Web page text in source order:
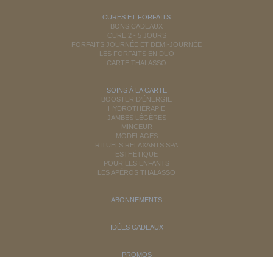
CURES ET FORFAITS
BONS CADEAUX
CURE 2 - 5 JOURS
FORFAITS JOURNÉE ET DEMI-JOURNÉE
LES FORFAITS EN DUO
CARTE THALASSO
SOINS À LA CARTE
BOOSTER D'ÉNERGIE
HYDROTHÉRAPIE
JAMBES LÉGÈRES
MINCEUR
MODELAGES
RITUELS RELAXANTS SPA
ESTHÉTIQUE
POUR LES ENFANTS
LES APÉROS THALASSO
ABONNEMENTS
IDÉES CADEAUX
PROMOS